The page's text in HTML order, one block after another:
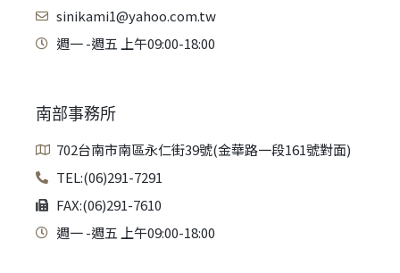
sinikami1@yahoo.com.tw
週一 -週五 上午09:00-18:00
南部事務所
702台南市南區永仁街39號(金華路一段161號對面)
TEL:(06)291-7291
FAX:(06)291-7610
週一 -週五 上午09:00-18:00